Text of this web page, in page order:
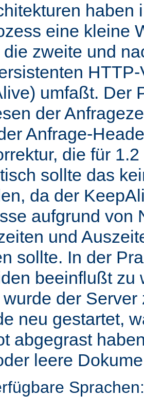
haben
eine kleine
zweite und
umfaßt. Der
der
Anfrage-
die für
sollte das
da der
aufgrund von
und
sollte. In der
beeinflußt zu
wurde der
neu gestartet,
abgegrast
leere